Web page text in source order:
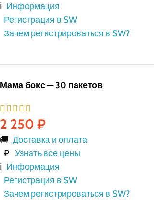
ℹ️ Информация
Регистрация в SW
Зачем регистрироваться в SW?
Мама бокс — 30 пакетов
2 250 ₽
🚚 Доставка и оплата
₽ Узнать все цены
ℹ️ Информация
Регистрация в SW
Зачем регистрироваться в SW?